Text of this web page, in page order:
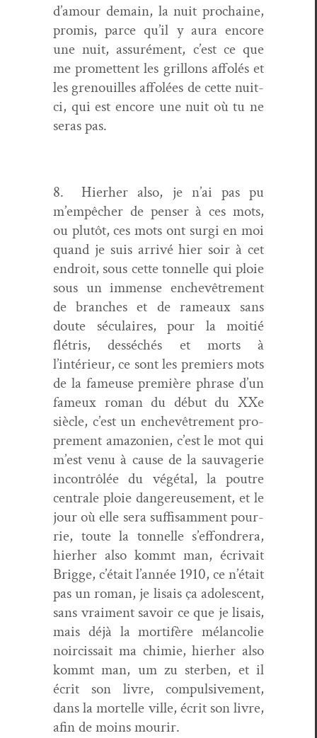
d’amour demain, la nuit prochaine,
promis, parce qu’il y aura encore
une nuit, assuré­ment, c’est ce que
me promet­tent les gril­lons affolés et
les grenouilles affolées de cette nuit-
ci, qui est encore une nuit où tu ne
seras pas.
8. Hier­her also, je n’ai pas pu
m’empêcher de penser à ces mots,
ou plutôt, ces mots ont sur­gi en moi
quand je suis arrivé hier soir à cet
endroit, sous cette ton­nelle qui ploie
sous un immense enchevêtrement
de branch­es et de rameaux sans
doute sécu­laires, pour la moitié
flétris, desséchés et morts à
l’intérieur, ce sont les pre­miers mots
de la fameuse pre­mière phrase d’un
fameux roman du début du XXe
siè­cle, c’est un enchevêtrement pro­
pre­ment ama­zonien, c’est le mot qui
m’est venu à cause de la sauvagerie
incon­trôlée du végé­tal, la poutre
cen­trale ploie dan­gereuse­ment, et le
jour où elle sera suff­isam­ment pour­
rie, toute la ton­nelle s’effondrera,
hier­her also kommt man, écrivait
Brigge, c’était l’année 1910, ce n’était
pas un roman, je lisais ça ado­les­cent,
sans vrai­ment savoir ce que je lisais,
mais déjà la mor­tifère mélan­col­ie
noir­cis­sait ma chimie, hier­her also
kommt man, um zu ster­ben, et il
écrit son livre, com­pul­sive­ment,
dans la mortelle ville, écrit son livre,
afin de moins mourir.